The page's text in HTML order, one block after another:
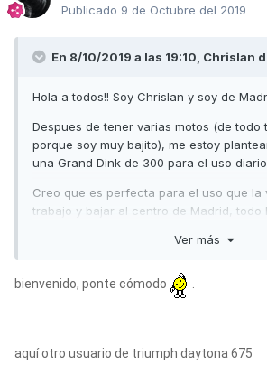
Publicado 9 de Octubre del 2019
En 8/10/2019 a las 19:10, Chrislan
Hola a todos!! Soy Chrislan y soy de
Despues de tener varias motos (de todo
porque soy muy bajito), me estoy
una Grand Dink de 300 para el uso
Creo que es perfecta para el uso que la
trabajo y bajar al centro de Madrid, todo
La ultima moto que he tenido, que vendi
bajaba todos los días con la espalda
que no tengo tiempo de rutear con los
Muchas gracias, y espero aprender de
Ver más
bienvenido, ponte cómodo
aquí otro usuario de triumph daytona 675